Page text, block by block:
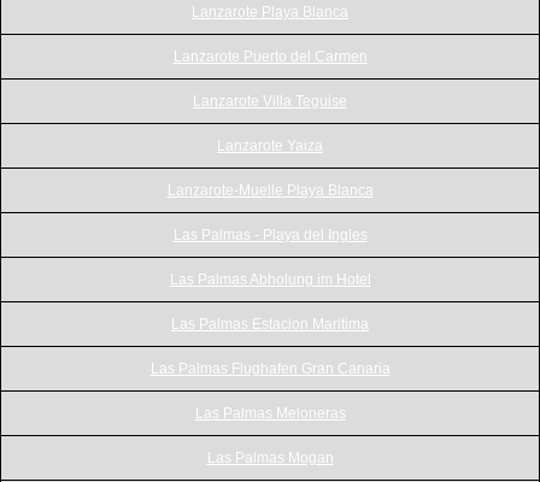
Lanzarote Playa Blanca
Lanzarote Puerto del Carmen
Lanzarote Villa Teguise
Lanzarote Yaiza
Lanzarote-Muelle Playa Blanca
Las Palmas - Playa del Ingles
Las Palmas Abholung im Hotel
Las Palmas Estacion Maritima
Las Palmas Flughafen Gran Canaria
Las Palmas Meloneras
Las Palmas Mogan